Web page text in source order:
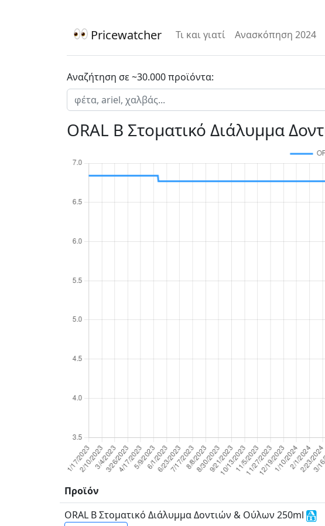
Pricewatcher Τι και γιατί Ανασκόπηση 2024
Αναζήτηση σε ~30.000 προϊόντα:
ORAL B Στοματικό Διάλυμμα
Προϊόν
ORAL B Στοματικό Διάλυμμα Δοντιών & Ούλων 250ml